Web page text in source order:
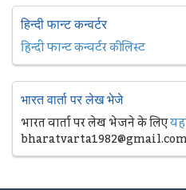
हिन्दी फान्ट कन्वर्टर
हिन्दी फान्ट कन्वर्टर की लिस्ट
भारत वार्ता पर लेख भेजे
भारत वार्ता पर लेख भेजने के लिए